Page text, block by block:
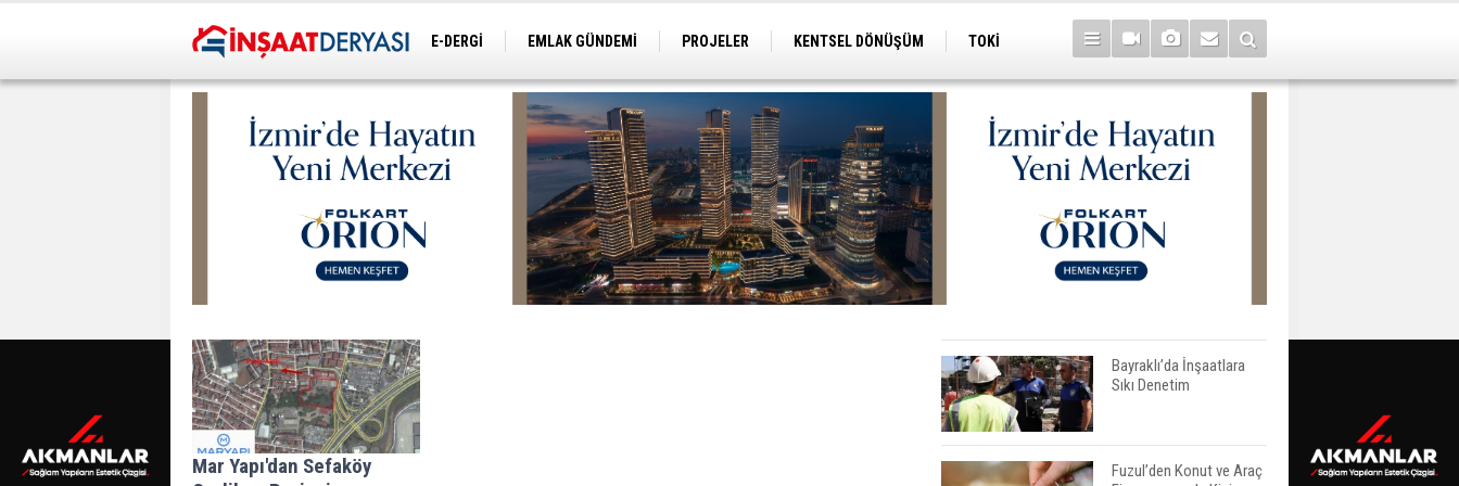
E-DERGİ EMLAK GÜNDEMİ PROJELER KENTSEL DÖNÜŞÜM
TOKİ
Mar Yapı'dan Sefaköy
Bayraklı’da İnşaatlara
Sıkı Denetim
Fuzul’den Konut ve Araç